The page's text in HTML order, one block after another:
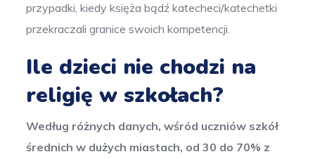
przypadki, kiedy księża bądź katecheci/katechetki
przekraczali granice swoich kompetencji.
Ile dzieci nie chodzi na
religię w szkołach?
Według różnych danych, wśród uczniów szkół
średnich w dużych miastach, od 30 do 70% z